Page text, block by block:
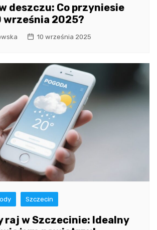
deszczu: Co przyniesie
września 2025?
10 września 2025
Szczecin
raj w Szczecinie: Idealny